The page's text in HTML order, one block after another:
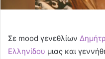
Σε mood γενεθλίων
Ελληνίδου μιας και